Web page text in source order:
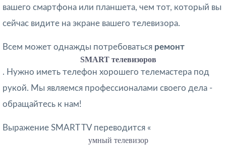
вашего смартфона или планшета, чем тот, который вы
сейчас видите на экране вашего телевизора.
Всем может однажды потребоваться ремонт
SMART телевизоров
. Нужно иметь телефон хорошего телемастера под
рукой. Мы являемся профессионалами своего дела -
обращайтесь к нам!
Выражение SMART TV переводится «
умный телевизор